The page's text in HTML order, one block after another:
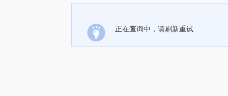
正在查询中，请刷新重试